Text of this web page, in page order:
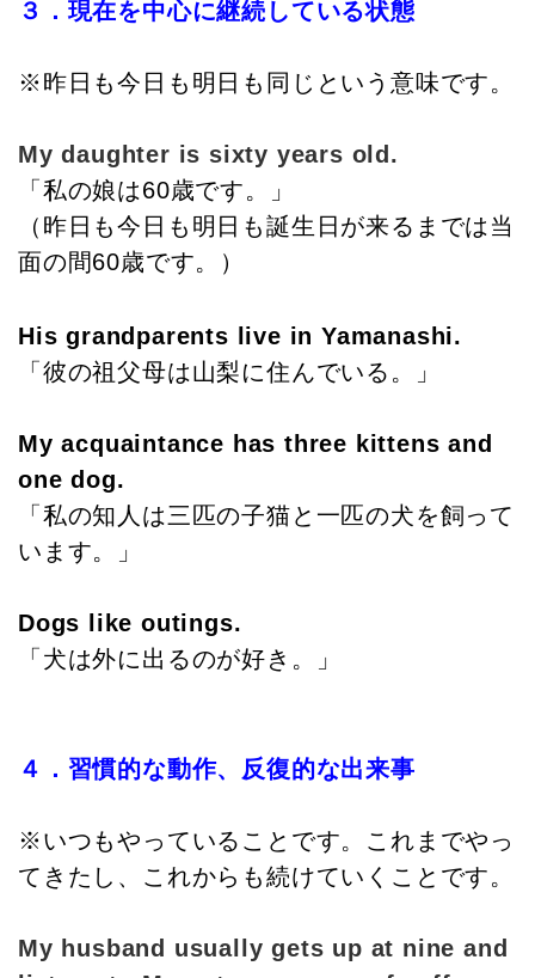
３．現在を中心に継続している状態
※昨日も今日も明日も同じという意味です。
My daughter is sixty years old.
「私の娘は60歳です。」
（昨日も今日も明日も誕生日が来るまでは当
面の間60歳です。）
His grandparents live in Yamanashi.
「彼の祖父母は山梨に住んでいる。」
My acquaintance has three kittens and
one dog.
「私の知人は三匹の子猫と一匹の犬を飼って
います。」
Dogs like outings.
「犬は外に出るのが好き。」
４．習慣的な動作、反復的な出来事
※いつもやっていることです。これまでやっ
てきたし、これからも続けていくことです。
My husband usually gets up at nine and